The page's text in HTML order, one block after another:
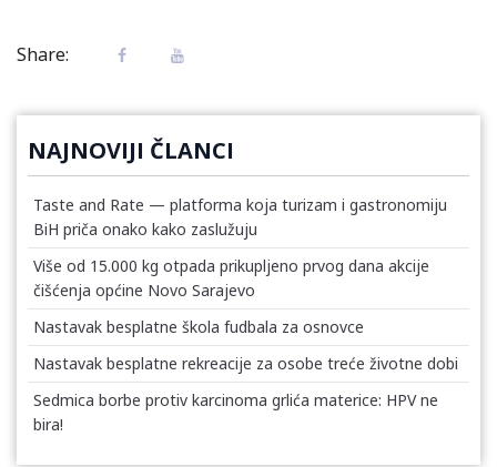
Share:
NAJNOVIJI ČLANCI
Taste and Rate — platforma koja turizam i gastronomiju
BiH priča onako kako zaslužuju
Više od 15.000 kg otpada prikupljeno prvog dana akcije
čišćenja općine Novo Sarajevo
Nastavak besplatne škola fudbala za osnovce
Nastavak besplatne rekreacije za osobe treće životne dobi
Sedmica borbe protiv karcinoma grlića materice: HPV ne
bira!